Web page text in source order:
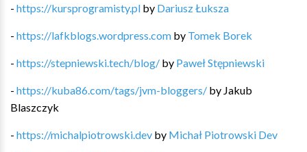
- https://kursprogramisty.pl by Dariusz Łuksza
- https://lafkblogs.wordpress.com by Tomek Borek
- https://stepniewski.tech/blog/ by Paweł Stępniewski
- https://kuba86.com/tags/jvm-bloggers/ by Jakub
Blaszczyk
- https://michalpiotrowski.dev by Michał Piotrowski Dev